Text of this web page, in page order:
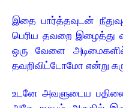
இதை பார்த்தவுடன்
பெரிய தவறை இழைத்து
ஒரு வேளை
தவறிவிட்டோமோ என்று
உடனே அவளுடைய